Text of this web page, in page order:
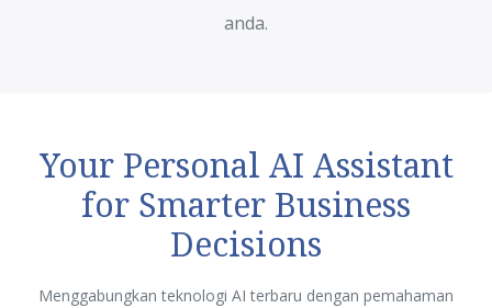
anda.
Your Personal AI Assistant
for Smarter Business
Decisions
Menggabungkan teknologi AI terbaru dengan pemahaman